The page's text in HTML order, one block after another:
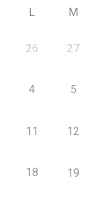
L M
26 27
4 5
11 12
18 19